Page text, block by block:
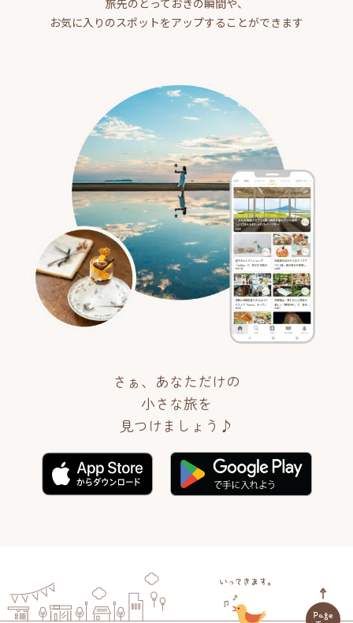
旅先のとっておきの瞬間や、
お気に入りのスポットをアップすることができます
さぁ、あなただけの
小さな旅を
見つけましょう♪